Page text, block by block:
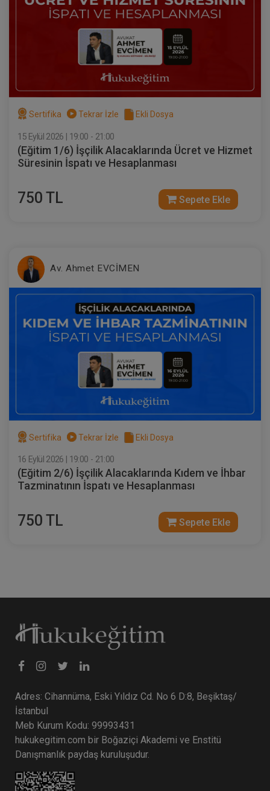
Tekrar İzle
VII. TİCARET HUKUKU KONGRESİ (Erken
Kayıt İndirimli)
480
1000 TL Sepete Ekle
Sertifika Tekrar İzle Ekli Dosya
15 Eylül 2026 | 19:00 - 21:00
(Eğitim 1/6) İşçilik Alacaklarında Ücret ve Hizmet
Süresinin İspatı ve Hesaplanması
750 TL Sepete Ekle
Av. Ahmet EVCİMEN
Sertifika Tekrar İzle Ekli Dosya
16 Eylül 2026 | 19:00 - 21:00
(Eğitim 2/6) İşçilik Alacaklarında Kıdem ve İhbar
Tazminatının İspatı ve Hesaplanması
750 TL Sepete Ekle
Adres: Cihannüma, Eski Yıldız Cd. No 6 D:8, Beşiktaş/
İstanbul
Meb Kurum Kodu: 99993431
hukukegitim.com bir Boğaziçi Akademi ve Enstitü
Danışmanlık paydaş kuruluşudur.